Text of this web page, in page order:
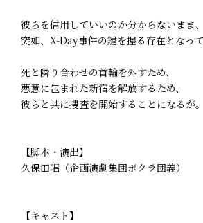
彼らを信用していいのか分からないまま、
突如、X-Day事件の鍵を握る存在となっ
死と隣り合わせの首輪を外すため、
悪意に包まれた新宿を解放するため、
彼らと共に捜査を開始することになるが――。
【脚本・演出】
久保田唱（企画演劇集団ボクラ団義）
【キャスト】